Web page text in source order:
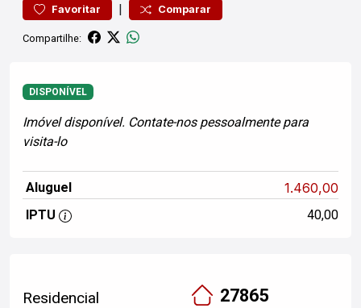
Favoritar | Comparar
Compartilhe:
DISPONÍVEL
Imóvel disponível. Contate-nos pessoalmente para
visita-lo
Aluguel 1.460,00
IPTU 40,00
Residencial 27865